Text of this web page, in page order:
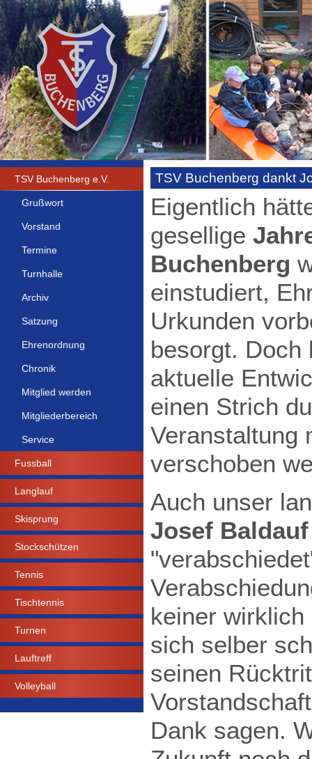
TSV Buchenberg e.V.
Grußwort
Vorstand
Termine
Turnhalle
Archiv
Satzung
Ehrenordnung
Chronik
Mitglied werden
Mitgliederbereich
Service
Fussball
Langlauf
Skisprung
Stockschützen
Tennis
Tischtennis
Turnen
Lauftreff
Volleyball
TSV Buchenberg dankt
Eigentlich
gesellige
Buchenberg
einstudiert,
Urkunden
besorgt. Doch
aktuelle
einen Strich
Veranstaltung
verschoben
Auch unser
Josef Baldauf
keiner
sich selber
seinen
Dank sagen.